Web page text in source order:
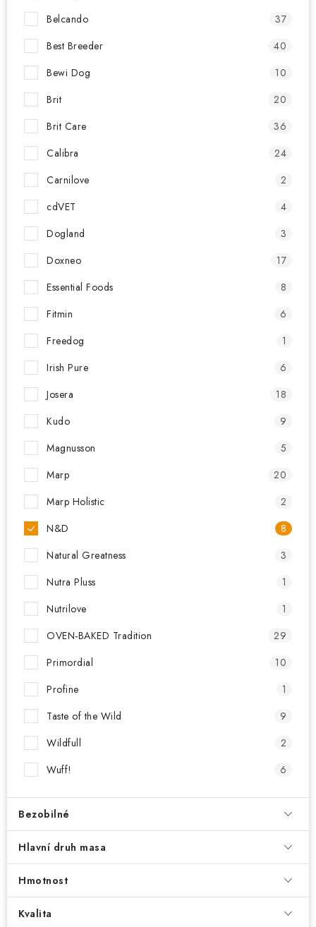
Belcando
37
Best Breeder
40
Bewi Dog
10
Brit
20
Brit Care
36
Calibra
24
Carnilove
2
cdVET
4
Dogland
3
Doxneo
17
Essential Foods
8
Fitmin
6
Freedog
1
Irish Pure
6
Josera
18
Kudo
9
Magnusson
5
Marp
20
Marp Holistic
2
N&D
8
Natural Greatness
3
Nutra Pluss
1
Nutrilove
1
OVEN-BAKED Tradition
29
Primordial
10
Profine
1
Taste of the Wild
9
Wildfull
2
Wuff!
6
Bezobilné
Hlavní druh masa
Hmotnost
Kvalita